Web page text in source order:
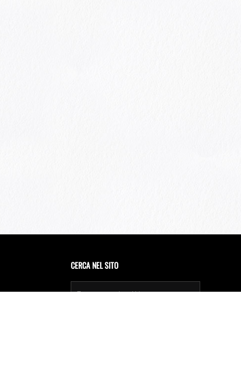
CERCA NEL SITO